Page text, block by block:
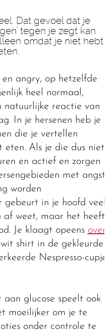
Dat gevoel dat je
tegen je zegt kan
omdat je niet hebt
angry, op hetzelfde
heel normaal,
natuurlijke reactie van
In je hersenen heb je
die je vertellen
eten. Als je die dus niet
en actief en zorgen
met angst
worden
gebeurt in je hoofd veel
af weet, maar het heeft
Je klaagt opeens over
shirt in de gekleurde
Nespresso-cupje
glucose speelt ook
moeilijker om je te
onder controle te